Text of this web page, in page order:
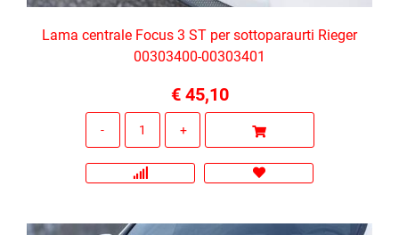
Lama centrale Focus 3 ST per sottoparaurti Rieger
00303400-00303401
€ 45,10